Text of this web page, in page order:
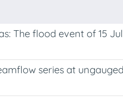
The flood event of 15
series at